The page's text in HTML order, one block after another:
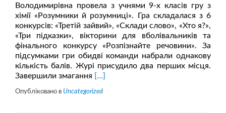
Володимирівна провела з учнями 9-х класів гру з
хімії «Розумники й розумниці». Гра складалася з 6
конкурсів: «Третій зайвий», «Склади слово», «Хто я?»,
«Три підказки», вікторини для вболівальників та
фінального конкурсу «Розпізнайте речовини». За
підсумками гри обидві команди набрали однакову
кількість балів. Журі присудило два перших місця.
Завершили змагання Читати
про“Розумники
[…]
Опубліковано в Uncategorized